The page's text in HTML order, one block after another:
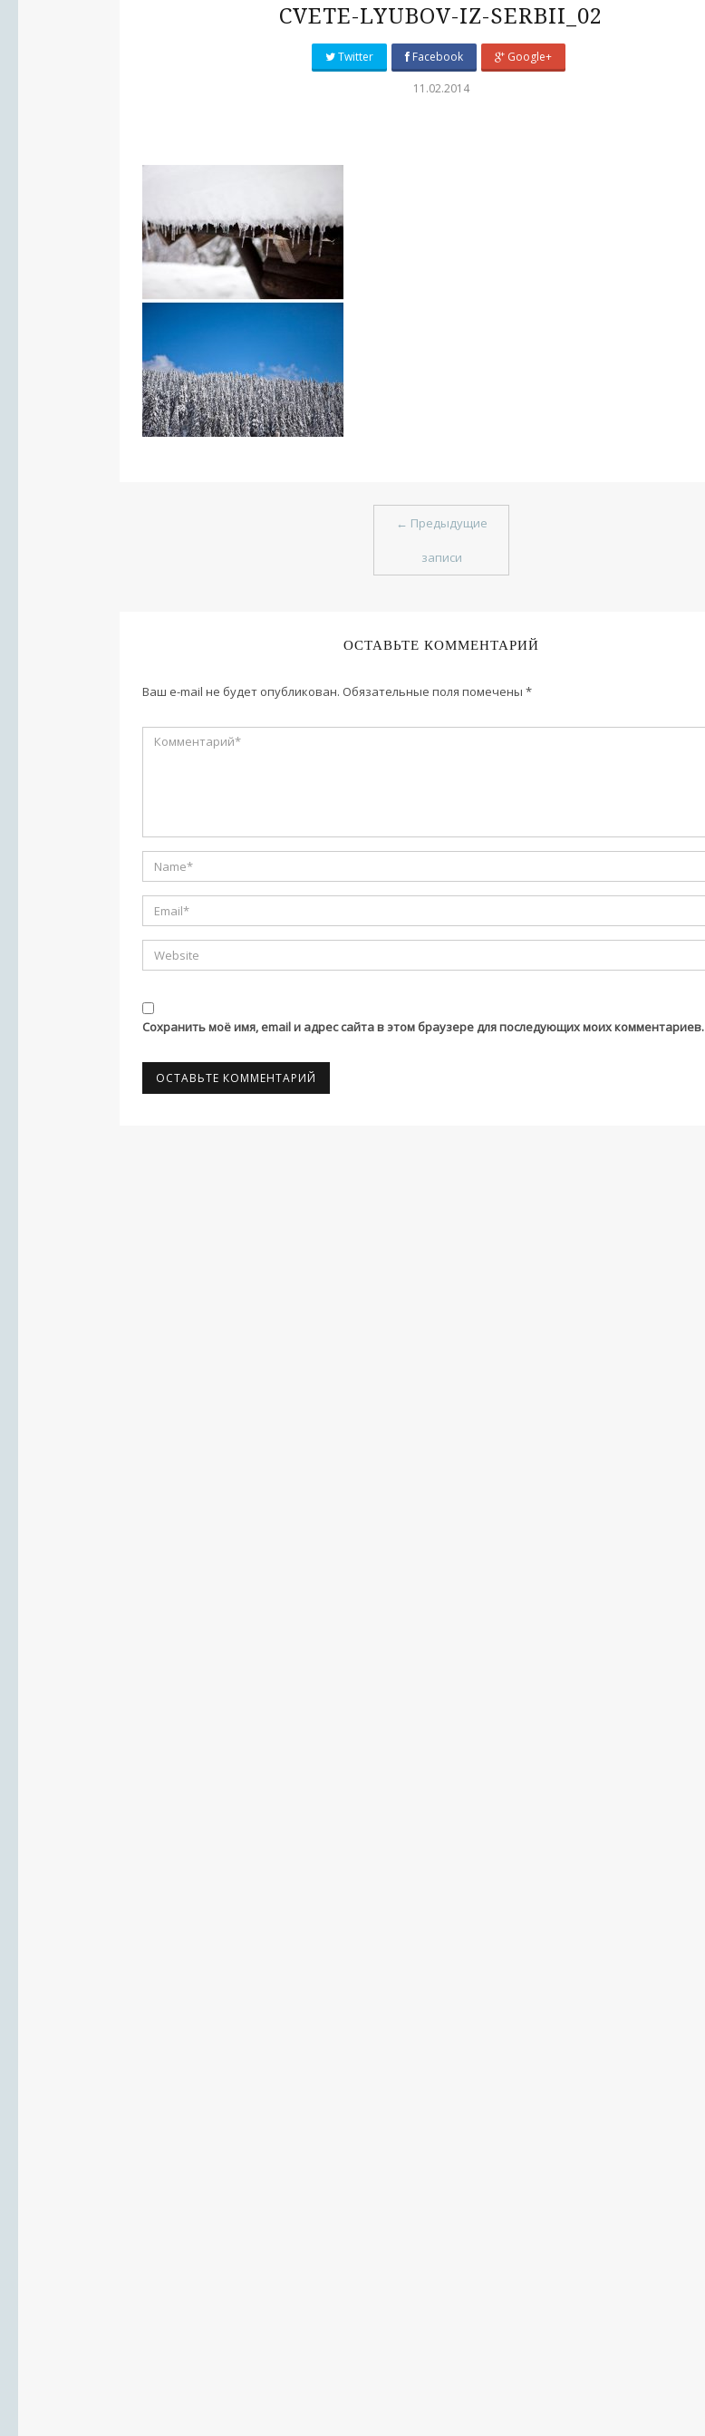
CVETE-LYUBOV-IZ-SERBII_02
Twitter Facebook Google+
11.02.2014
← Предыдущие
записи
ОСТАВЬТЕ КОММЕНТАРИЙ
Ваш e-mail не будет опубликован. Обязательные поля помечены *
Сохранить моё имя, email и адрес сайта в этом браузере для последующих моих комментариев.